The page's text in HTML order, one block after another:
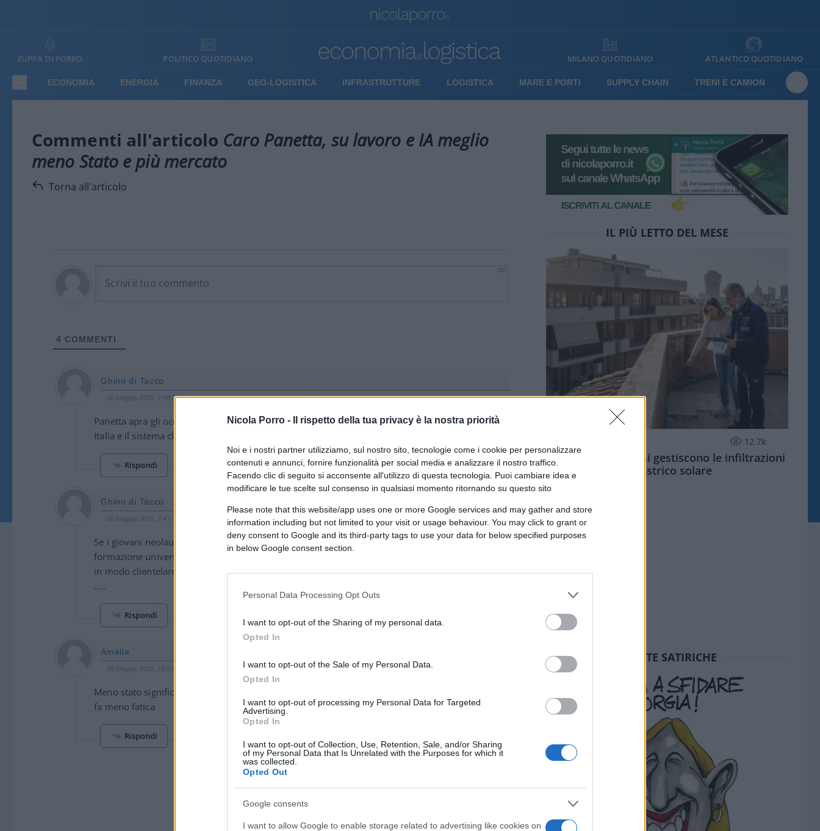
Nicola Porro - Il rispetto della tua privacy è la nostra priorità
Noi e i nostri partner utilizziamo, sul nostro sito, tecnologie come i cookie per personalizzare
contenuti e annunci, fornire funzionalità per social media e analizzare il nostro traffico.
Facendo clic di seguito si acconsente all'utilizzo di questa tecnologia. Puoi cambiare idea e
modificare le tue scelte sul consenso in qualsiasi momento ritornando su questo sito
Please note that this website/app uses one or more Google services and may gather and store
information including but not limited to your visit or usage behaviour. You may click to grant or
deny consent to Google and its third-party tags to use your data for below specified purposes
in below Google consent section.
Personal Data Processing Opt Outs
I want to opt-out of the Sharing of my personal data.
Opted In
I want to opt-out of the Sale of my Personal Data.
Opted In
I want to opt-out of processing my Personal Data for Targeted
Advertising.
Opted In
I want to opt-out of Collection, Use, Retention, Sale, and/or Sharing
of my Personal Data that Is Unrelated with the Purposes for which it
was collected.
Opted Out
Google consents
I want to allow Google to enable storage related to advertising like cookies on
ZUPPA DI PORRO POLITICO QUOTIDIANO MILANO QUOTIDIANO ATLANTICO QUOTIDIANO
ECONOMIA ENERGIA FINANZA GEO-LOGISTICA INFRASTRUTTURE LOGISTICA MARE E PORTI SUPPLY CHAIN TRENI E CAMION
Commenti all'articolo Caro Panetta, su lavoro e IA meglio
meno Stato e più mercato
Torna all'articolo
4 COMMENTI
Ghino di Tacco
30 Maggio 2026, 7:49 7:49
Panetta apra gli occhi e denunci, se ha coraggio, il fallimento della formazione universitaria in
Italia e il sistema clientelare dominante.
Rispondi
Ghino di Tacco
30 Maggio 2026, 7:47 7:47
Se i giovani neolaureati meritevoli (sono pochissimi) scappano il problema sta a monte di una
formazione universitaria che fa acqua da ogni parte, a cominciare dal corpo docente selezionato
in modo clientelare da far inorridire chiunque vada o venga dall’estero. 90 atenei statali in Italia:
…..
Rispondi
Amelia
29 Maggio 2026, 18:53 18:53
Meno stato significa più impegno per un imprenditore, ovvio che vogliono più soldi dallo stato, si
fa meno fatica
Rispondi
IL PIÙ LETTO DEL MESE
12.7k
Condominio: così si gestiscono le infiltrazioni
da lastrico solare
SEDUTE SATIRICHE